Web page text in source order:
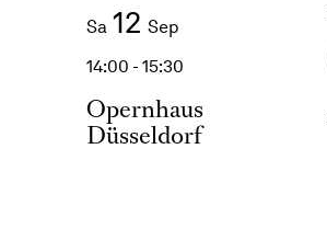
Sa 12 Sep
14:00 - 15:30
Opernhaus
Düsseldorf